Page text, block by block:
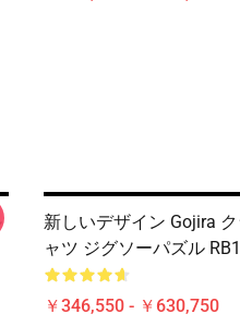
新しいデザイン Gojira
ャツ ジグソーパズル
￥346,550 - ￥630,750